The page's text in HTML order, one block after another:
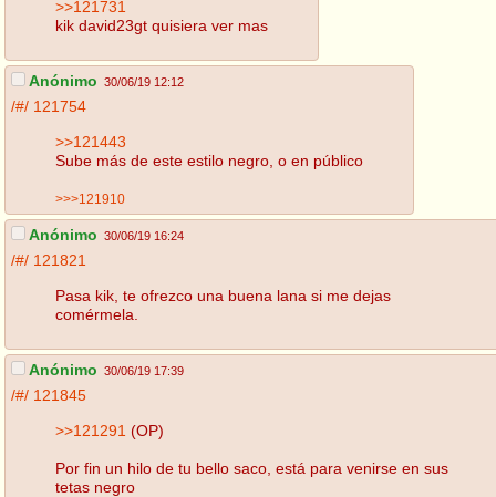
>>121731
kik david23gt quisiera ver mas
Anónimo 30/06/19 12:12
/#/ 121754
>>121443
Sube más de este estilo negro, o en público
>>>121910
Anónimo 30/06/19 16:24
/#/ 121821
Pasa kik, te ofrezco una buena lana si me dejas
comérmela.
Anónimo 30/06/19 17:39
/#/ 121845
>>121291 (OP)
Por fin un hilo de tu bello saco, está para venirse en sus
tetas negro